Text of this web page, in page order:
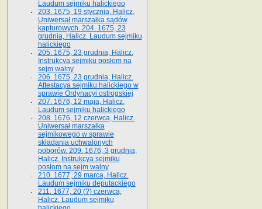
Laudum sejmiku halickiego
203. 1675, 19 stycznia, Halicz.
Uniwersał marszałka sądów
kapturowych. 204. 1675, 23
grudnia, Halicz. Laudum sejmiku
halickiego
205. 1675, 23 grudnia, Halicz.
Instrukcya sejmiku posłom na
sejm walny
206. 1675, 23 grudnia, Halicz.
Attestacya sejmiku halickiego w
sprawie Ordynacyi ostrogskiej
207. 1676, 12 maja, Halicz.
Laudum sejmiku halickiego
208. 1676, 12 czerwca, Halicz.
Uniwersał marszałka
sejmikowego w sprawie
składania uchwalonych
poborów. 209. 1676, 3 grudnia,
Halicz. Instrukcya sejmiku
posłom na sejm walny
210. 1677, 29 marca, Halicz.
Laudum sejmiku deputackiego
211. 1677, 20 (?) czerwca,
Halicz. Laudum sejmiku